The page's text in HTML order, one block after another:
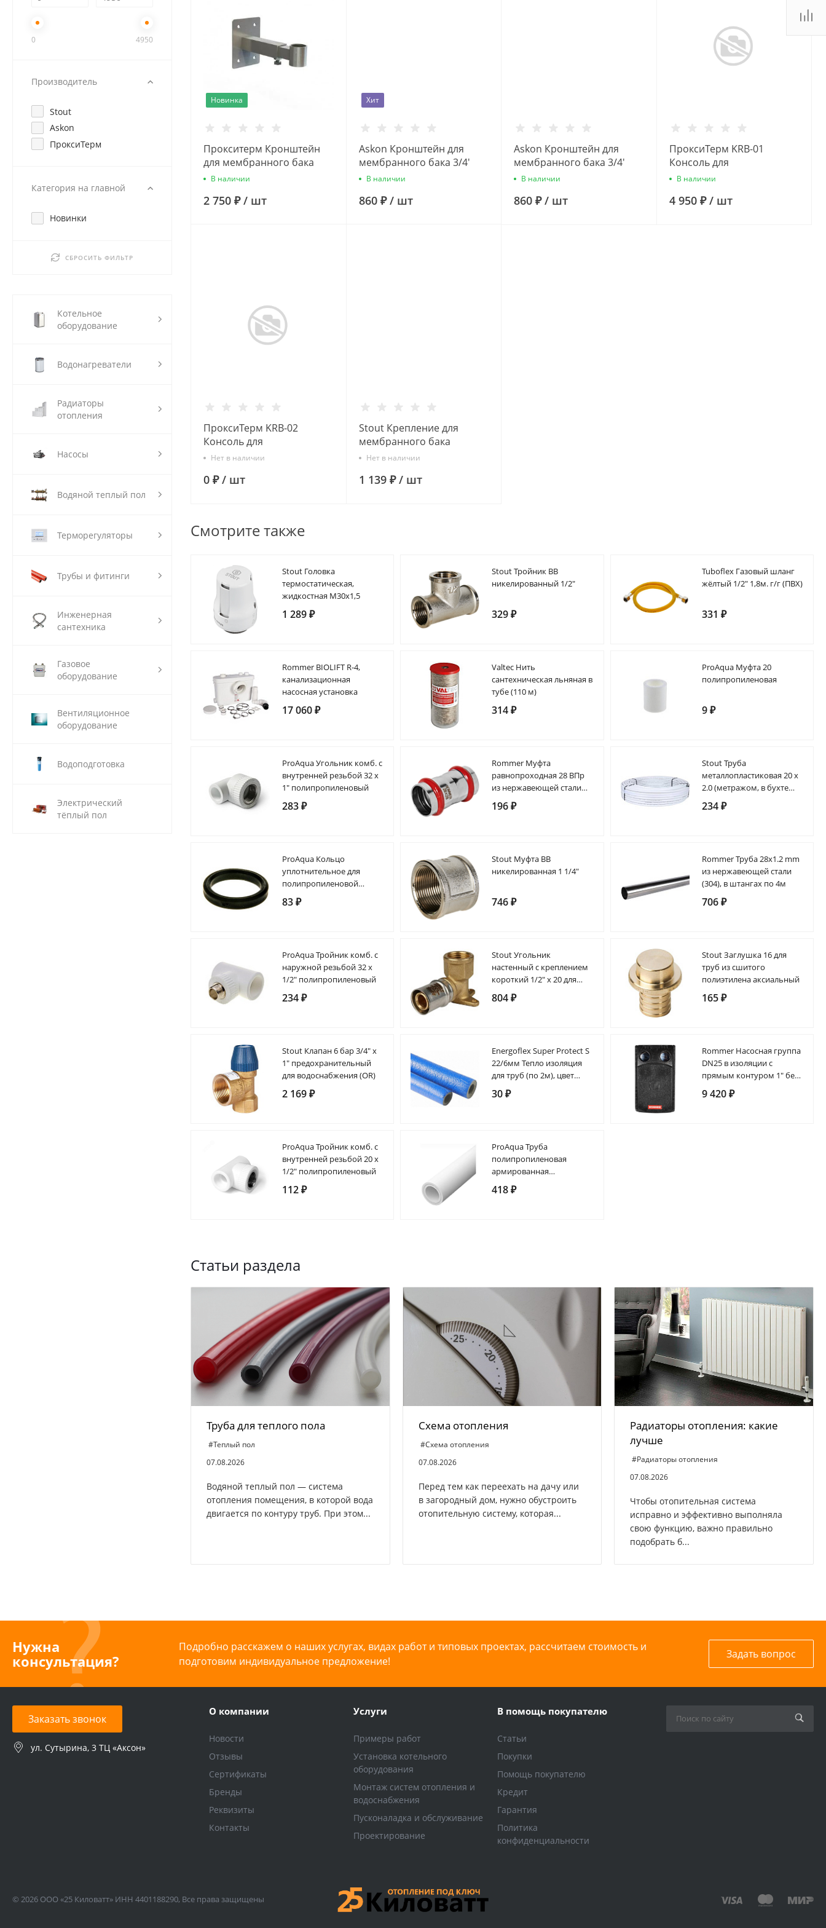
0 4950
Производитель
Stout
Askon
ПроксиТерм
Категория на главной
Новинки
СБРОСИТЬ ФИЛЬТР
Котельное
оборудование
Водонагреватели
Радиаторы
отопления
Насосы
Водяной теплый пол
Терморегуляторы
Трубы и фитинги
Инженерная
сантехника
Газовое
оборудование
Вентиляционное
оборудование
Водоподготовка
Электрический
тёплый пол
Новинка
Прокситерм Кронштейн
для мембранного бака
3/4' из нержавеющей
В наличии
2 750 ₽/ шт
Хит
Askon Кронштейн для
мембранного бака 3/4'
(синий)
В наличии
860 ₽/ шт
Askon Кронштейн для
мембранного бака 3/4'
(красный)
В наличии
860 ₽/ шт
ПроксиТерм KRB-01
Консоль для
расширительного бака из
В наличии
4 950 ₽/ шт
ПроксиТерм KRB-02
Консоль для
расширительного бака из
Нет в наличии
0 ₽/ шт
Stout Крепление для
мембранного бака
емкостью 8-25 л.
Нет в наличии
1 139 ₽/ шт
Смотрите также
Stout Головка
термостатическая,
жидкостная M30x1,5
1 289 ₽
Stout Тройник ВВ
никелированный 1/2"
329 ₽
Tuboflex Газовый шланг
жёлтый 1/2" 1,8м. г/г (ПВХ)
331 ₽
Rommer BIOLIFT R-4,
канализационная
насосная установка
17 060 ₽
Valtec Нить
сантехническая льняная в
тубе (110 м)
314 ₽
ProAqua Муфта 20
полипропиленовая
9 ₽
ProAqua Угольник комб. с
внутренней резьбой 32 х
1" полипропиленовый
283 ₽
Rommer Муфта
равнопроходная 28 ВПр
из нержавеющей стали
(304), кольцо из EPDM
196 ₽
Stout Труба
металлопластиковая 20 х
2.0 (метражом, в бухте
100м)
234 ₽
ProAqua Кольцо
уплотнительное для
полипропиленовой
американки 20 EPDM
83 ₽
Stout Муфта ВВ
никелированная 1 1/4"
746 ₽
Rommer Труба 28х1.2 mm
из нержавеющей стали
(304), в штангах по 4м
706 ₽
ProAqua Тройник комб. с
наружной резьбой 32 х
1/2" полипропиленовый
234 ₽
Stout Угольник
настенный с креплением
короткий 1/2" х 20 для
металлопластиковых труб
прессовой
804 ₽
Stout Заглушка 16 для
труб из сшитого
полиэтилена аксиальный
165 ₽
Stout Клапан 6 бар 3/4" х
1" предохранительный
для водоснабжения (OR)
2 169 ₽
Energoflex Super Protect S
22/6мм Тепло изоляция
для труб (по 2м), цвет
синий
30 ₽
Rommer Насосная группа
DN25 в изоляции с
прямым контуром 1" без
насоса 1"ВРх1.1/2"НГ
9 420 ₽
ProAqua Тройник комб. с
внутренней резьбой 20 х
1/2" полипропиленовый
112 ₽
ProAqua Труба
полипропиленовая
армированная
418 ₽
Статьи раздела
Труба для теплого пола
#Теплый пол
07.08.2026
Водяной теплый пол — система
отопления помещения, в которой вода
двигается по контуру труб. При этом...
Схема отопления
#Схема отопления
07.08.2026
Перед тем как переехать на дачу или
в загородный дом, нужно обустроить
отопительную систему, которая...
Радиаторы отопления: какие
лучше
#Радиаторы отопления
07.08.2026
Чтобы отопительная система
исправно и эффективно выполняла
свою функцию, важно правильно
подобрать б...
Нужна
консультация?
Подробно расскажем о наших услугах, видах работ и типовых проектах, рассчитаем стоимость и
подготовим индивидуальное предложение!
Задать вопрос
Заказать звонок
ул. Сутырина, 3 ТЦ «Аксон»
О компании
Новости
Отзывы
Сертификаты
Бренды
Реквизиты
Контакты
Услуги
Примеры работ
Установка котельного
оборудования
Монтаж систем отопления и
водоснабжения
Пусконаладка и обслуживание
Проектирование
В помощь покупателю
Статьи
Покупки
Помощь покупателю
Кредит
Гарантия
Политика
конфиденциальности
© 2026 ООО «25 Киловатт» ИНН 4401188290, Все права защищены